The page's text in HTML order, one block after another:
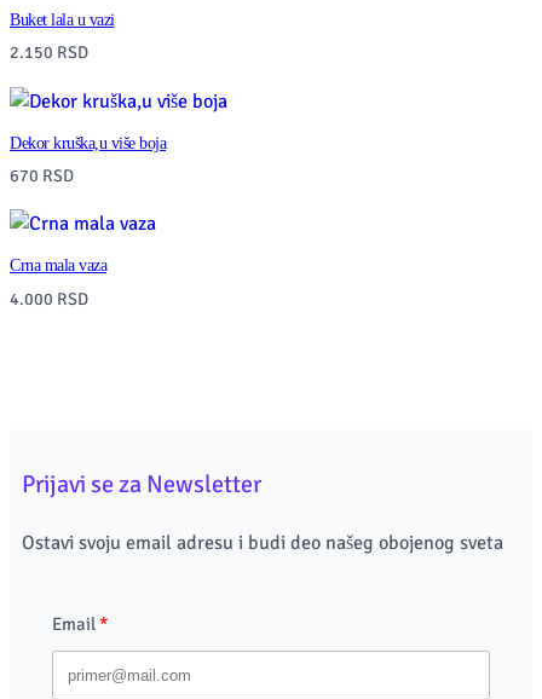
Buket lala u vazi
2.150 RSD
Dekor kruška,u više boja
670 RSD
Crna mala vaza
4.000 RSD
Prijavi se za Newsletter
Ostavi svoju email adresu i budi deo našeg obojenog sveta
Email